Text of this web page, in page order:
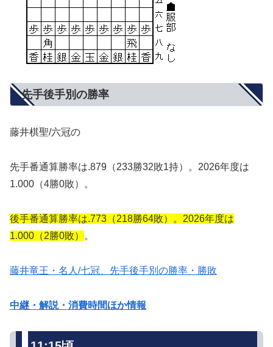
先手後手別の勝率
藤井棋聖/六冠の
先手番通算勝率は.879（233勝32敗1持）。2026年度は
1.000（4勝0敗）。
後手番通算勝率は.773（218勝64敗）。2026年度は
1.000（2勝0敗）
。
藤井竜王・名人/七冠、先手後手別の勝率・勝敗
中継・解説・消費時間ほか情報